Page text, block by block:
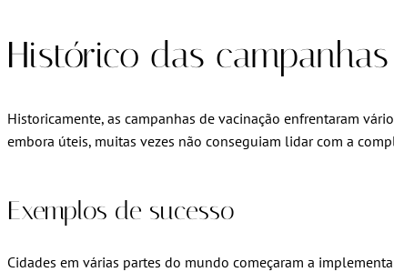
Histórico das
Historicamente, as campanhas de vacinação enfrentaram
embora úteis, muitas vezes não conseguiam lidar com a
Exemplos de sucesso
Cidades em várias partes do mundo começaram a